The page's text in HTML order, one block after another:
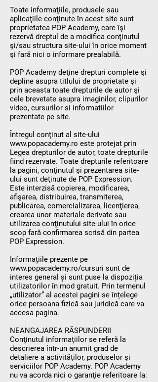
Toate informaţiile, produsele sau
aplicaţiile conţinute în acest site sunt
proprietatea POP Academy, care îşi
rezervă dreptul de a modifica conţinutul
şi/sau structura site-ului în orice moment
şi fară nici o informare prealabilă.
POP Academy deţine drepturi complete şi
depline asupra titlului de proprietate şi
prin aceasta toate drepturile de autor şi
cele brevetate asupra imaginilor, clipurilor
video, cursurilor si informatiilor
prezentate pe site.
Întregul conţinut al site-ului
www.popacademy.ro este protejat prin
Legea drepturilor de autor, toate drepturile
fiind rezervate. Toate drepturile referitoare
la pagini, conţinutul şi prezentarea site-
ului sunt deţinute de POP Expression.
Este interzisă copierea, modificarea,
afişarea, distribuirea, transmiterea,
publicarea, comercializarea, licenţierea,
crearea unor materiale derivate sau
utilizarea conţinutului site-ului în orice
scop fară confirmarea scrisă din partea
POP Expression.
Informațiile prezente pe
www.popacademy.ro/cursuri sunt de
interes general și sunt puse la dispoziția
utilizatorilor în mod gratuit. Prin termenul
„utilizator” al acestei pagini se înțelege
orice persoana fizică sau juridică care va
accesa pagina.
NEANGAJAREA RĂSPUNDERII
Conţinutul informaţiilor se referă la
descrierea într-un anumit grad de
detaliere a activităţilor, produselor şi
serviciilor POP Academy. POP Academy
nu va acorda nici o garanţie referitoare la: